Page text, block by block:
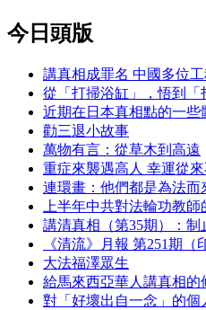
今日頭版
講真相成罪名 中國多位
從「打掃浴缸」，悟到「
近期在日本真相點的一些
勸三退小故事
萬物有言：從草木到高遠
重症來襲遇高人 幸運從
連環畫：他們都是為法而
上半年中共對法輪功教師
講清真相（第35期）：制
《清流》月報 第251期（
大法福澤眾生
給馬來西亞華人講真相的
對「好壞出自一念」的個